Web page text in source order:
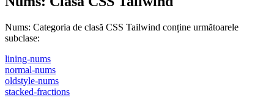
Nums: Categoria de clasă CSS Tailwind conține următoarele
subclase:
lining-nums
normal-nums
oldstyle-nums
stacked-fractions